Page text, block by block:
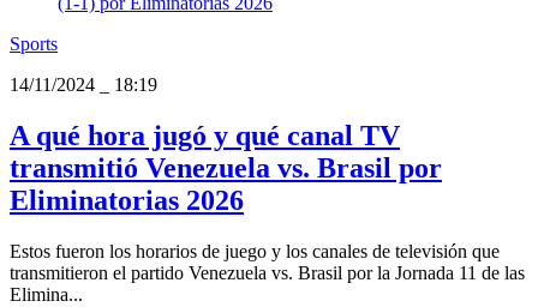
Sports
14/11/2024
18:19
A qué hora jugó y qué canal TV
transmitió Venezuela vs. Brasil por
Eliminatorias 2026
Estos fueron los horarios de juego y los canales de televisión que
transmitieron el partido Venezuela vs. Brasil por la Jornada 11 de las
Elimina...